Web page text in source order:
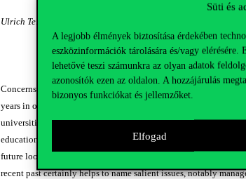
Süti és
A legjobb élmények biztosítása érdekében
eszközinformációk tárolására és/vagy elérésére.
lehetővé teszi számunkra az olyan adatok
azonosítók ezen az oldalon. A hozzájárulás
bizonyos funkciókat és jellemzőket.
Elfogad
Ulrich Teichler (Kassel University): Discussions on Future
Concerns about funding of higher education are not a new
years in order to accommodate growing enrolment rates, to
universities, and this happens amidst an increasing burden of
education are more urgently needed in order for long-term
future looking activities. Unfortunately, however, most future
recent past certainly helps to name salient issues, notably